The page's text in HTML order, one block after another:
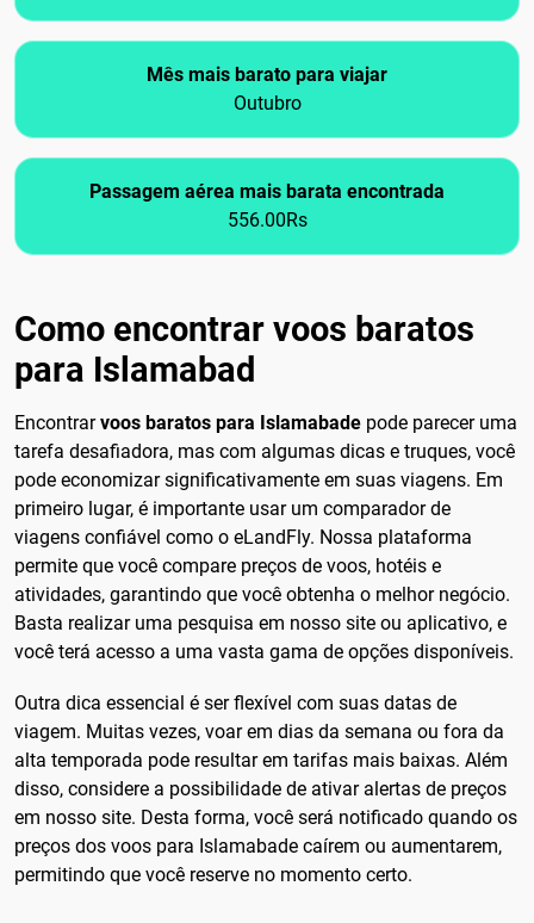
Mês mais barato para viajar
Outubro
Passagem aérea mais barata encontrada
556.00Rs
Como encontrar voos baratos
para Islamabad
Encontrarvoos baratos para Islamabade pode parecer uma
tarefa desafiadora, mas com algumas dicas e truques, você
pode economizar significativamente em suas viagens. Em
primeiro lugar, é importante usar um comparador de
viagens confiável como o eLandFly. Nossa plataforma
permite que você compare preços de voos, hotéis e
atividades, garantindo que você obtenha o melhor negócio.
Basta realizar uma pesquisa em nosso site ou aplicativo, e
você terá acesso a uma vasta gama de opções disponíveis.
Outra dica essencial é ser flexível com suas datas de
viagem. Muitas vezes, voar em dias da semana ou fora da
alta temporada pode resultar em tarifas mais baixas. Além
disso, considere a possibilidade de ativar alertas de preços
em nosso site. Desta forma, você será notificado quando os
preços dos voos para Islamabade caírem ou aumentarem,
permitindo que você reserve no momento certo.